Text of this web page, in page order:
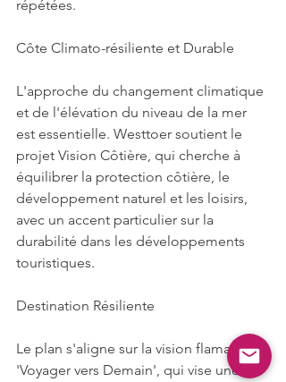
répétées.
Côte Climato-résiliente et Durable
L'approche du changement climatique
et de l'élévation du niveau de la mer
est essentielle. Westtoer soutient le
projet Vision Côtière, qui cherche à
équilibrer la protection côtière, le
développement naturel et les loisirs,
avec un accent particulier sur la
durabilité dans les développements
touristiques.
Destination Résiliente
Le plan s'aligne sur la vision flamande
'Voyager vers Demain', qui vise une